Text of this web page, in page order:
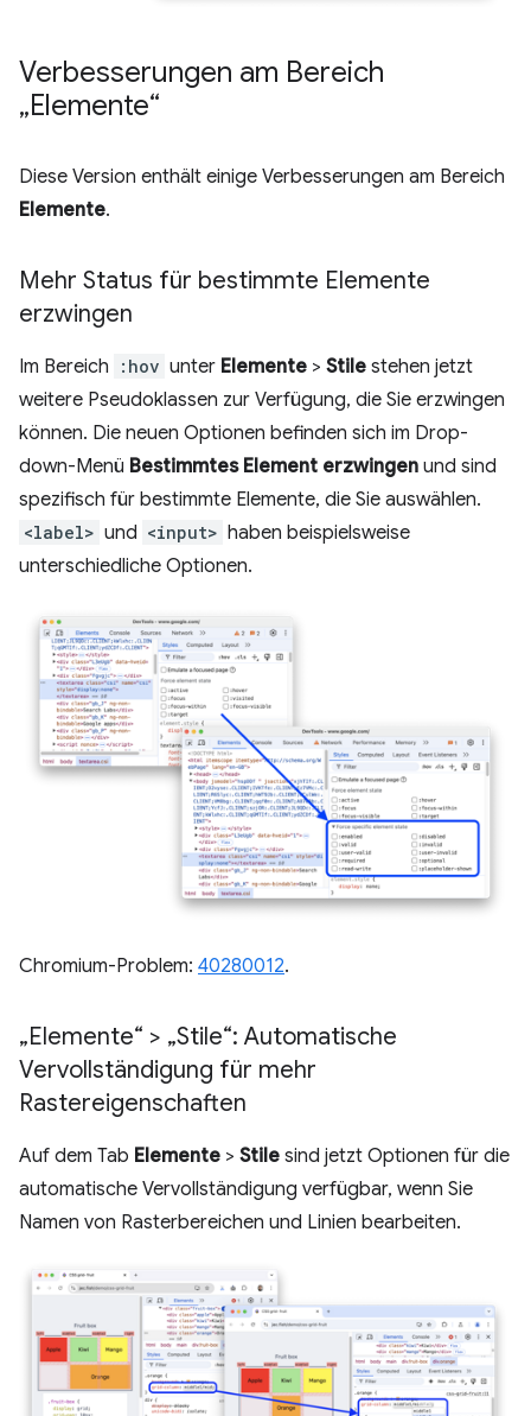
Verbesserungen am Bereich
„Elemente“
Diese Version enthält einige Verbesserungen am Bereich
Elemente.
Mehr Status für bestimmte Elemente
erzwingen
Im Bereich :hov unter Elemente > Stile stehen jetzt
weitere Pseudoklassen zur Verfügung, die Sie erzwingen
können. Die neuen Optionen befinden sich im Drop-
down-Menü Bestimmtes Element erzwingen und sind
spezifisch für bestimmte Elemente, die Sie auswählen.
<label> und <input> haben beispielsweise
unterschiedliche Optionen.
Chromium-Problem: 40280012.
„Elemente“ > „Stile“: Automatische
Vervollständigung für mehr
Rastereigenschaften
Auf dem Tab Elemente > Stile sind jetzt Optionen für die
automatische Vervollständigung verfügbar, wenn Sie
Namen von Rasterbereichen und Linien bearbeiten.